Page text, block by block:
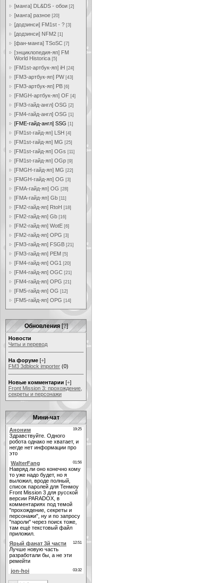
[манга] DL&DS - обои [2]
[манга] разное [20]
[додзинси] FM1st - ? [3]
[додзинси] NFM2 [1]
[фан-манга] TSoSC [7]
[энциклопедия-яп] FM
World Historica [5]
[FM1st-артбук-яп] iH [24]
[FM3-артбук-яп] PW [43]
[FM3-артбук-яп] PB [6]
[FMGH-артбук-яп] OF [4]
[FM3-гайд-англ] OSG [2]
[FM4-гайд-англ] OSG [1]
[FME-гайд-англ] SSG [1]
[FM1st-гайд-яп] LSH [4]
[FM1st-гайд-яп] MG [25]
[FM1st-гайд-яп] OGs [11]
[FM1st-гайд-яп] OGp [9]
[FMGH-гайд-яп] MG [22]
[FMGH-гайд-яп] OG [3]
[FMA-гайд-яп] OG [28]
[FMA-гайд-яп] Gb [11]
[FM2-гайд-яп] RtoH [18]
[FM2-гайд-яп] Gb [16]
[FM2-гайд-яп] WotE [6]
[FM2-гайд-яп] OPG [3]
[FM3-гайд-яп] FSGB [21]
[FM3-гайд-яп] PEM [5]
[FM4-гайд-яп] OG1 [20]
[FM4-гайд-яп] OGC [21]
[FM4-гайд-яп] OPG [21]
[FM5-гайд-яп] OG [12]
[FM5-гайд-яп] OPG [14]
Обновления [?]
Новости
Читы и перевод
На форуме [+]
FM3 3dblock importer (0)
Новые комментарии [+]
Front Mission 3: прохождение,
секреты и персонажи
Мини-чат